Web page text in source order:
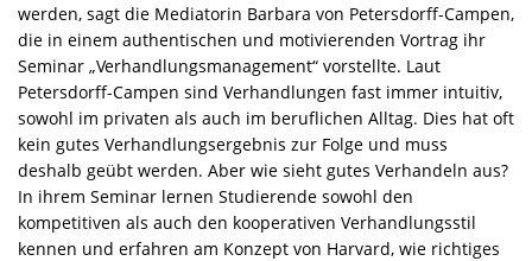
werden, sagt die Mediatorin Barbara von Petersdorff-Campen,
die in einem authentischen und motivierenden Vortrag ihr
Seminar „Verhandlungsmanagement“ vorstellte. Laut
Petersdorff-Campen sind Verhandlungen fast immer intuitiv,
sowohl im privaten als auch im beruflichen Alltag. Dies hat oft
kein gutes Verhandlungsergebnis zur Folge und muss
deshalb geübt werden. Aber wie sieht gutes Verhandeln aus?
In ihrem Seminar lernen Studierende sowohl den
kompetitiven als auch den kooperativen Verhandlungsstil
kennen und erfahren am Konzept von Harvard, wie richtiges